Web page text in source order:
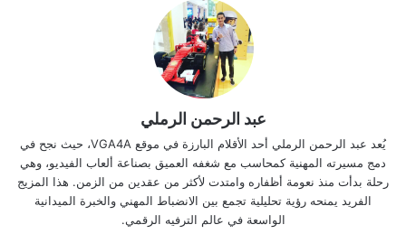
عبد الرحمن الرملي
يُعد عبد الرحمن الرملي أحد الأقلام البارزة في موقع VGA4A، حيث نجح في
دمج مسيرته المهنية كمحاسب مع شغفه العميق بصناعة ألعاب الفيديو، وهي
رحلة بدأت منذ نعومة أظفاره وامتدت لأكثر من عقدين من الزمن. هذا المزيج
الفريد يمنحه رؤية تحليلية تجمع بين الانضباط المهني والخبرة الميدانية
الواسعة في عالم الترفيه الرقمي.